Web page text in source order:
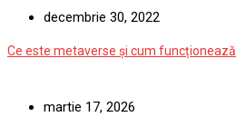
decembrie 30, 2022
Ce este metaverse și cum funcționează
martie 17, 2026